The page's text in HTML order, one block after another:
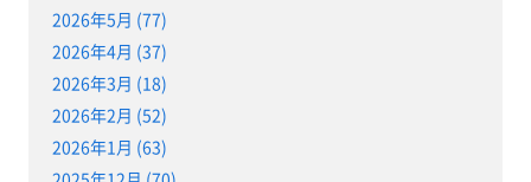
2026年5月 (77)
2026年4月 (37)
2026年3月 (18)
2026年2月 (52)
2026年1月 (63)